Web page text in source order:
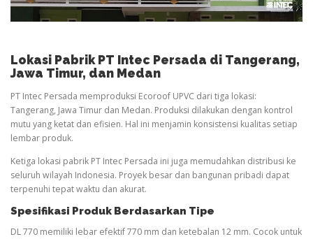
Lokasi Pabrik PT Intec Persada di Tangerang,
Jawa Timur, dan Medan
PT Intec Persada memproduksi Ecoroof UPVC dari tiga lokasi:
Tangerang, Jawa Timur dan Medan. Produksi dilakukan dengan kontrol
mutu yang ketat dan efisien. Hal ini menjamin konsistensi kualitas setiap
lembar produk.
Ketiga lokasi pabrik PT Intec Persada ini juga memudahkan distribusi ke
seluruh wilayah Indonesia. Proyek besar dan bangunan pribadi dapat
terpenuhi tepat waktu dan akurat.
Spesifikasi Produk Berdasarkan Tipe
DL 770 memiliki lebar efektif 770 mm dan ketebalan 12 mm. Cocok untuk